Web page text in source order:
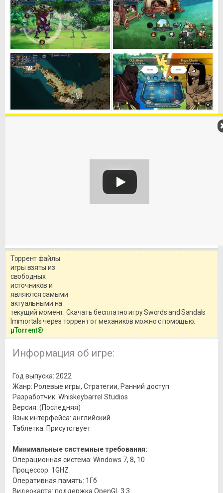
Торрент файлы
игры взяты из
свободных
источников и
являются самыми
актуальными на
текущий момент. Скачать бесплатно игру Swords and Sandals
Immortals через торрент от механиков можно с помощью:
μTorrent®
Информация об игре:
Год выпуска: 2022
Жанр: Ролевые игры, Стратегии, Ранний доступ
Разработчик: Whiskeybarrel Studios
Версия: (Последняя)
Язык интерфейса: английский
Таблетка: Присутствует
Минимальные системные требования:
Операционная система: Windows 7, 8, 10
Процессор: 1GHZ
Оперативная память: 1Гб
Видеокарта: поддержка OpenGL 3.3